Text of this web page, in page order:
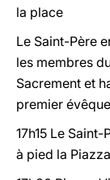
la place
Le Saint-Père
les membres
Sacrement et
premier
17h15 Le
à pied la